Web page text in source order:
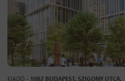
KIADÓ - 1082 BUDAPEST, SZIGONY UTCA.